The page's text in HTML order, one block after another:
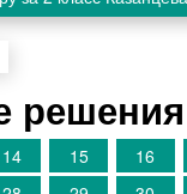
решения
14 15 16